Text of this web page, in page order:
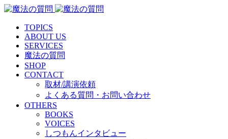
TOPICS
ABOUT US
SERVICES
魔法の質問
SHOP
CONTACT
取材/講演依頼
よくある質問・お問い合わせ
OTHERS
BOOKS
VOICES
しつもんインタビュー